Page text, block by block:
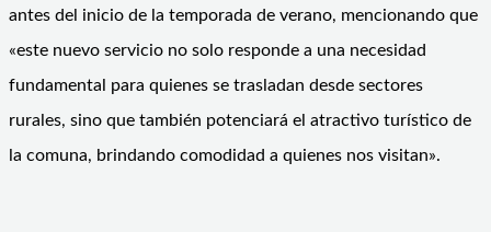
antes del inicio de la temporada de verano, mencionando que
«este nuevo servicio no solo responde a una necesidad
fundamental para quienes se trasladan desde sectores
rurales, sino que también potenciará el atractivo turístico de
la comuna, brindando comodidad a quienes nos visitan».